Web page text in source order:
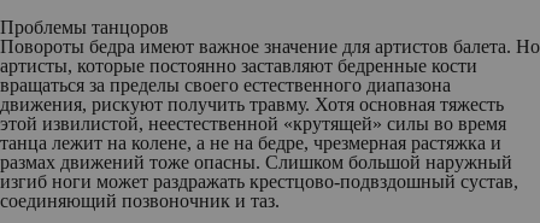
Проблемы танцоров
Повороты бедра имеют важное значение для артистов балета. Но
артисты, которые постоянно заставляют бедренные кости
вращаться за пределы своего естественного диапазона
движения, рискуют получить травму. Хотя основная тяжесть
этой извилистой, неестественной «крутящей» силы во время
танца лежит на колене, а не на бедре, чрезмерная растяжка и
размах движений тоже опасны. Слишком большой наружный
изгиб ноги может раздражать крестцово-подвздошный сустав,
соединяющий позвоночник и таз.